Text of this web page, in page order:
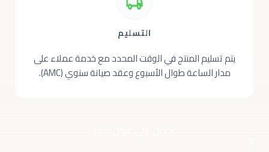
التسليم
يتم تسليم المنتج في الوقت المحدد مع خدمة عملاء على
مدار الساعة طوال الأسبوع وعقد صيانة سنوي (AMC).